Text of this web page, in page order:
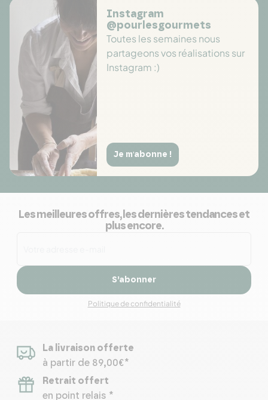
Instagram
@pourlesgourmets
Toutes les semaines nous
partageons vos réalisations sur
Instagram :)
Je m'abonne !
Les meilleures offres, les dernières tendances et
plus encore.
S’abonner
Politique de confidentialité
La livraison offerte
à partir de 89,00€*
Retrait offert
en point relais *